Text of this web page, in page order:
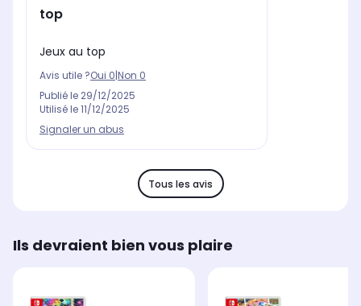
top
Jeux au top
Avis utile ?Oui 0 Non 0
Publié le 29/12/2025
Utilisé le11/12/2025
Signaler un abus
Tous les avis
Ils devraient bien vous plaire